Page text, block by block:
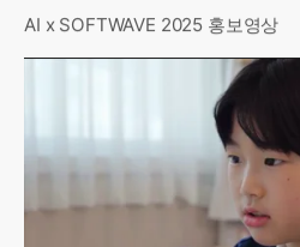
AI x SOFTWAVE 2025 홍보영상